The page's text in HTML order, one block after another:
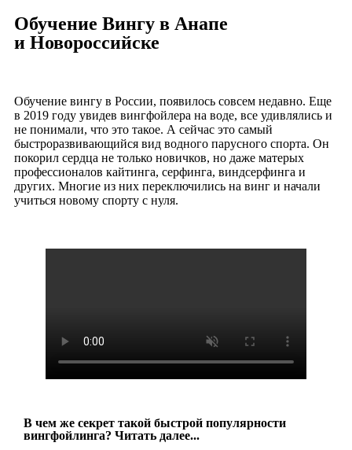
Обучение Вингу в Анапе
и Новороссийске
Обучение вингу в России, появилось совсем недавно. Еще
в 2019 году увидев вингфойлера на воде, все удивлялись и
не понимали, что это такое. А сейчас это самый
быстроразвивающийся вид водного парусного спорта. Он
покорил сердца не только новичков, но даже матерых
профессионалов кайтинга, серфинга, виндсерфинга и
других. Многие из них переключились на винг и начали
учиться новому спорту с нуля.
В чем же секрет такой быстрой популярности
вингфойлинга? Читать далее...